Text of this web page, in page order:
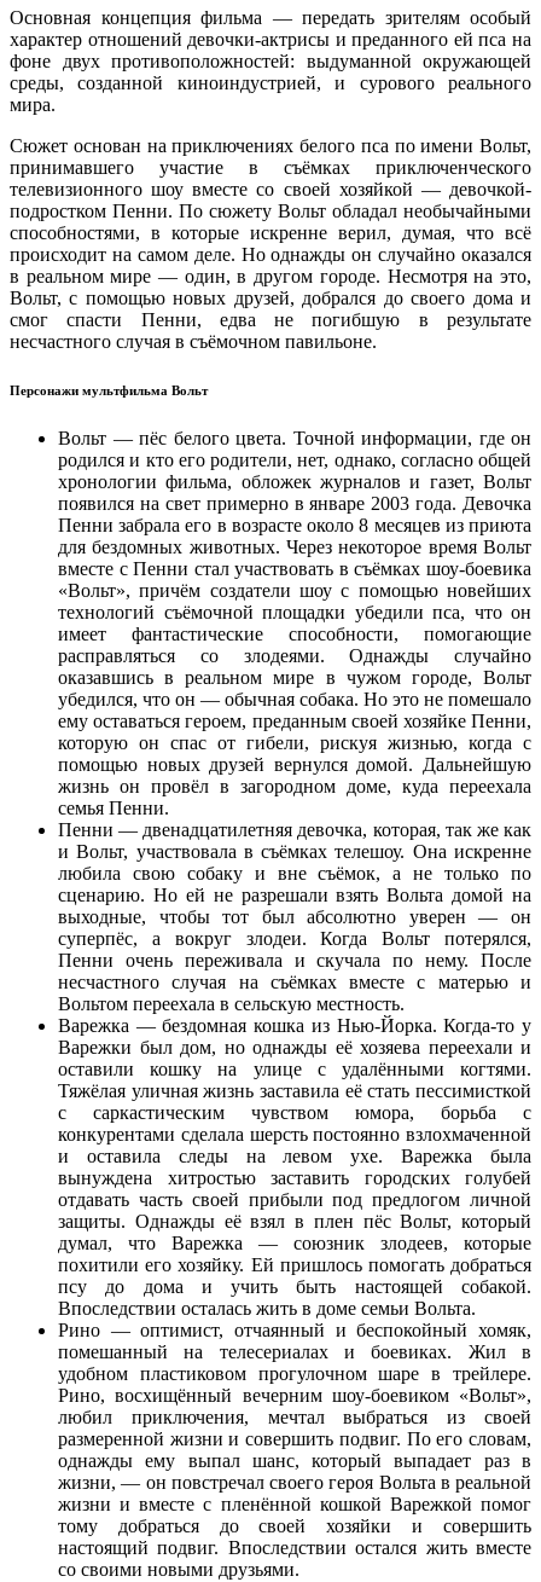
Основная концепция фильма — передать зрителям особый
характер отношений девочки-актрисы и преданного ей пса на
фоне двух противоположностей: выдуманной окружающей
среды, созданной киноиндустрией, и сурового реального
мира.
Сюжет основан на приключениях белого пса по имени Вольт,
принимавшего участие в съёмках приключенческого
телевизионного шоу вместе со своей хозяйкой — девочкой-
подростком Пенни. По сюжету Вольт обладал необычайными
способностями, в которые искренне верил, думая, что всё
происходит на самом деле. Но однажды он случайно оказался
в реальном мире — один, в другом городе. Несмотря на это,
Вольт, с помощью новых друзей, добрался до своего дома и
смог спасти Пенни, едва не погибшую в результате
несчастного случая в съёмочном павильоне.
Персонажи мультфильма Вольт
Вольт — пёс белого цвета. Точной информации, где он
родился и кто его родители, нет, однако, согласно общей
хронологии фильма, обложек журналов и газет, Вольт
появился на свет примерно в январе 2003 года. Девочка
Пенни забрала его в возрасте около 8 месяцев из приюта
для бездомных животных. Через некоторое время Вольт
вместе с Пенни стал участвовать в съёмках шоу-боевика
«Вольт», причём создатели шоу с помощью новейших
технологий съёмочной площадки убедили пса, что он
имеет фантастические способности, помогающие
расправляться со злодеями. Однажды случайно
оказавшись в реальном мире в чужом городе, Вольт
убедился, что он — обычная собака. Но это не помешало
ему оставаться героем, преданным своей хозяйке Пенни,
которую он спас от гибели, рискуя жизнью, когда с
помощью новых друзей вернулся домой. Дальнейшую
жизнь он провёл в загородном доме, куда переехала
семья Пенни.
Пенни — двенадцатилетняя девочка, которая, так же как
и Вольт, участвовала в съёмках телешоу. Она искренне
любила свою собаку и вне съёмок, а не только по
сценарию. Но ей не разрешали взять Вольта домой на
выходные, чтобы тот был абсолютно уверен — он
суперпёс, а вокруг злодеи. Когда Вольт потерялся,
Пенни очень переживала и скучала по нему. После
несчастного случая на съёмках вместе с матерью и
Вольтом переехала в сельскую местность.
Варежка — бездомная кошка из Нью-Йорка. Когда-то у
Варежки был дом, но однажды её хозяева переехали и
оставили кошку на улице с удалёнными когтями.
Тяжёлая уличная жизнь заставила её стать пессимисткой
с саркастическим чувством юмора, борьба с
конкурентами сделала шерсть постоянно взлохмаченной
и оставила следы на левом ухе. Варежка была
вынуждена хитростью заставить городских голубей
отдавать часть своей прибыли под предлогом личной
защиты. Однажды её взял в плен пёс Вольт, который
думал, что Варежка — союзник злодеев, которые
похитили его хозяйку. Ей пришлось помогать добраться
псу до дома и учить быть настоящей собакой.
Впоследствии осталась жить в доме семьи Вольта.
Рино — оптимист, отчаянный и беспокойный хомяк,
помешанный на телесериалах и боевиках. Жил в
удобном пластиковом прогулочном шаре в трейлере.
Рино, восхищённый вечерним шоу-боевиком «Вольт»,
любил приключения, мечтал выбраться из своей
размеренной жизни и совершить подвиг. По его словам,
однажды ему выпал шанс, который выпадает раз в
жизни, — он повстречал своего героя Вольта в реальной
жизни и вместе с пленённой кошкой Варежкой помог
тому добраться до своей хозяйки и совершить
настоящий подвиг. Впоследствии остался жить вместе
со своими новыми друзьями.